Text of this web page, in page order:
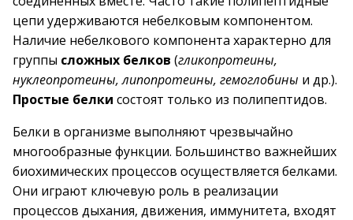
цепи удерживаются небелковым компонентом.
Наличие небелкового компонента характерно для
группы сложных белков (гликопротеины,
нуклеопротеины, липопротеины, гемоглобины и др.).
Простые белки состоят только из полипептидов.
Белки в организме выполняют чрезвычайно
многообразные функции. Большинство важнейших
биохимических процессов осуществляется белками.
Они играют ключевую роль в реализации
процессов дыхания, движения, иммунитета, входят